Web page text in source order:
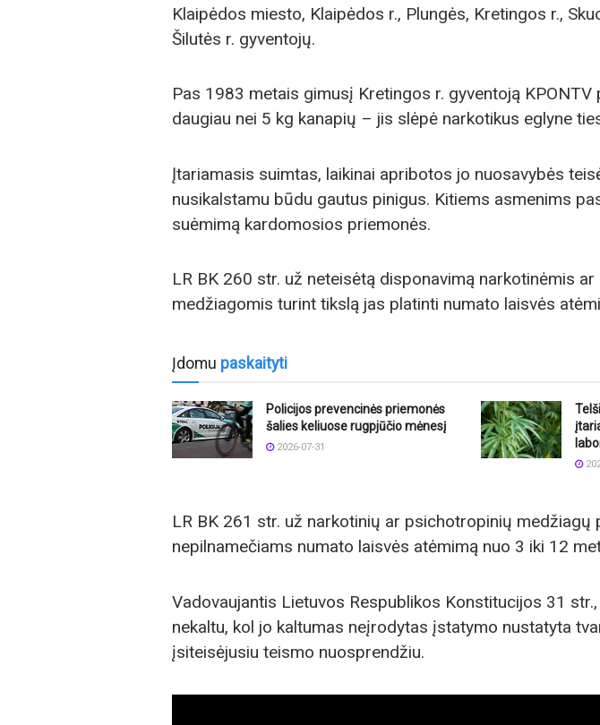
Klaipėdos miesto, Klaipėdos r., Plungės, Kretingos r.,
Šilutės r. gyventojų.
Pas 1983 metais gimusį Kretingos r. gyventoją KPONTV
daugiau nei 5 kg kanapių – jis slėpė narkotikus eglyne
Įtariamasis suimtas, laikinai apribotos jo nuosavybės
nusikalstamu būdu gautus pinigus. Kitiems asmenims
suėmimą kardomosios priemonės.
LR BK 260 str. už neteisėtą disponavimą narkotinėmis
medžiagomis turint tikslą jas platinti numato laisvės
Įdomu paskaityti
Policijos prevencinės priemonės
šalies keliuose rugpjūčio mėnesį
2026-07-31
LR BK 261 str. už narkotinių ar psichotropinių medžiagų
nepilnamečiams numato laisvės atėmimą nuo 3 iki 12
Vadovaujantis Lietuvos Respublikos Konstitucijos 31
nekaltu, kol jo kaltumas neįrodytas įstatymo nustatyta
įsiteisėjusiu teismo nuosprendžiu.